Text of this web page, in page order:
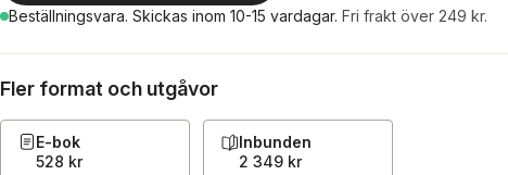
Beställningsvara. Skickas inom 10-15 vardagar. Fri frakt över 249 kr.
Fler format och utgåvor
E-bok
528 kr
Inbunden
2 349 kr